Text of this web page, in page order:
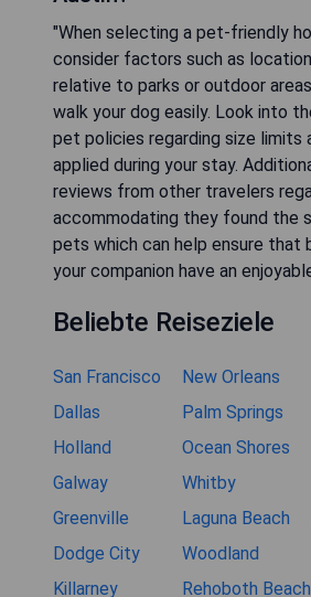
"When selecting a pet-friendly
consider factors such as
relative to parks or outdoor
walk your dog easily. Look into
pet policies regarding size limits
applied during your stay.
reviews from other travelers
accommodating they found the
pets which can help ensure that
your companion have an
Beliebte Reiseziele
San Francisco New Orleans
Dallas
Palm Springs
Holland
Ocean Shores
Galway
Whitby
Greenville
Laguna Beach
Dodge City
Woodland
Killarney
Rehoboth Beach